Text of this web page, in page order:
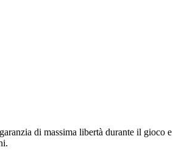
di massima libertà durante il gioco e